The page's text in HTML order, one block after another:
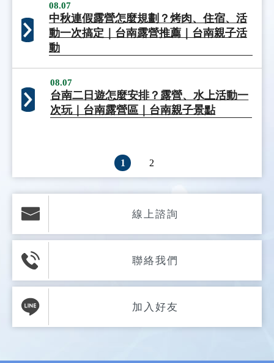
08.07
中秋連假露營怎麼規劃？烤肉、住宿、活
動一次搞定｜台南露營推薦｜台南親子活
動
08.07
台南二日遊怎麼安排？露營、水上活動一
次玩｜台南露營區｜台南親子景點
1 2
線上諮詢
聯絡我們
加入好友